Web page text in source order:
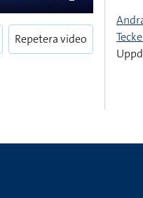
Enter
fullscreen
Repetera video